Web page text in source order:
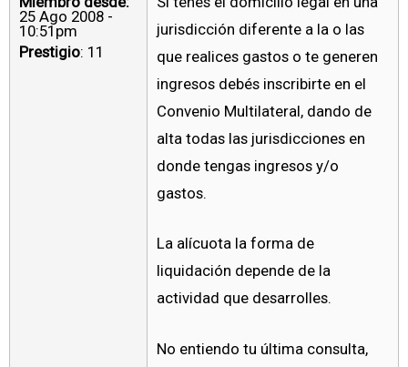
25 Ago 2008 -
10:51pm
Prestigio: 11
jurisdicción diferente a la o las
que realices gastos o te generen
ingresos debés inscribirte en el
Convenio Multilateral, dando de
alta todas las jurisdicciones en
donde tengas ingresos y/o
gastos.
La alícuota la forma de
liquidación depende de la
actividad que desarrolles.
No entiendo tu última consulta,